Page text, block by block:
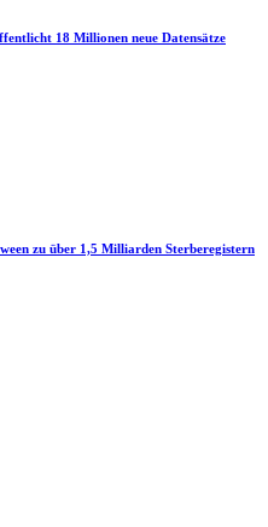
18 Millionen neue Datensätze
zu über 1,5 Milliarden Sterberegistern